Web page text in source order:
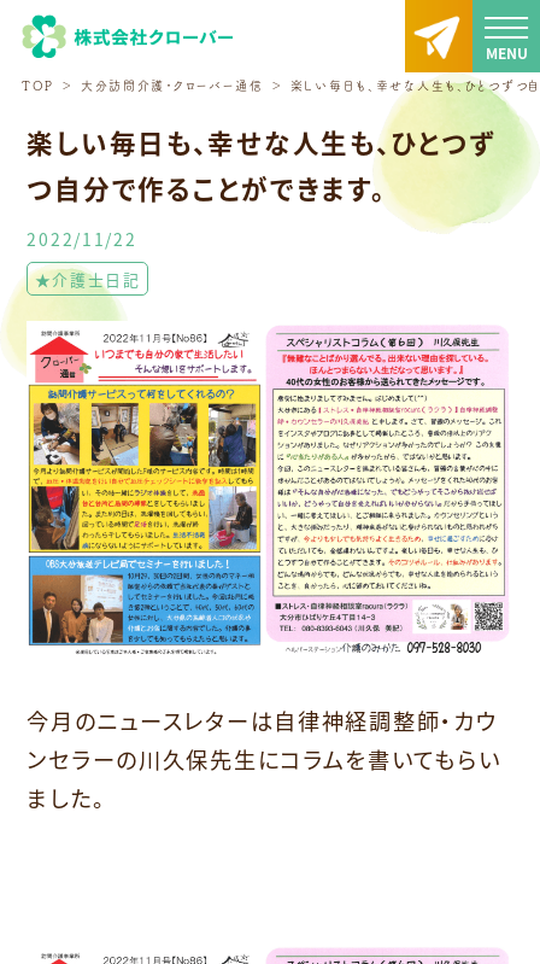
TOP 大分訪問介護・クローバー通信 楽しい毎日も、幸せな人生も、ひとつずつ
楽しい毎日も、幸せな人生も、ひとつず
つ自分で作ることができます。
2022/11/22
★介護士日記
今月のニュースレターは自律神経調整師・カウ
ンセラーの川久保先生にコラムを書いてもらい
ました。